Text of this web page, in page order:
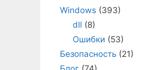
Windows (393)
dll (8)
Ошибки (53)
Безопасность (21)